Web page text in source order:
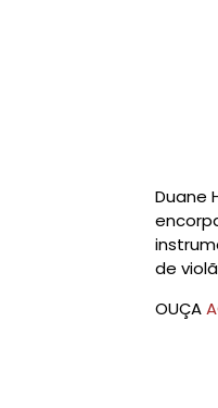
Duane
de
OUÇA